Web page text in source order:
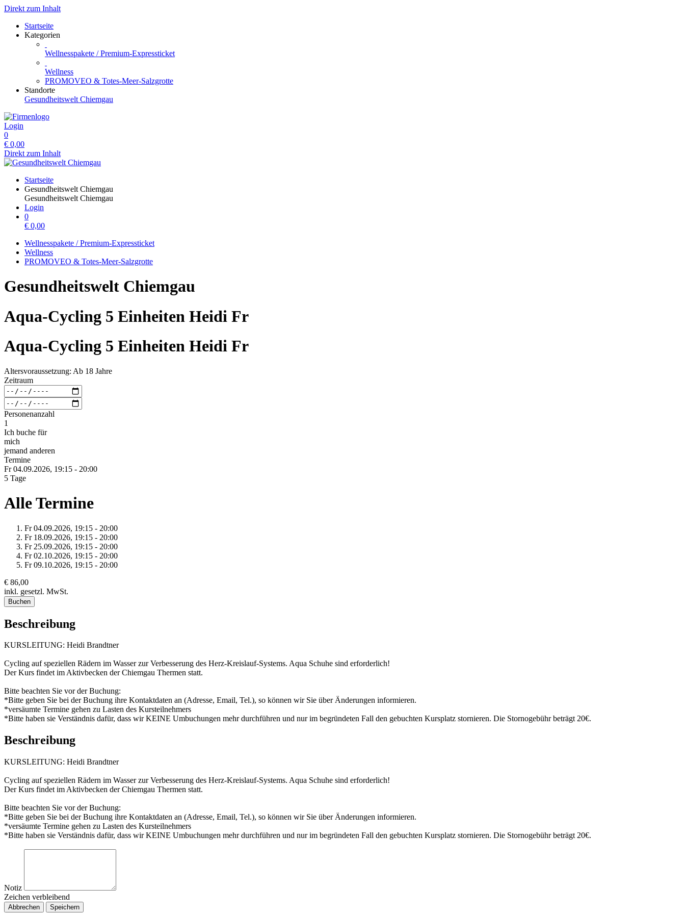
Direkt zum Inhalt
Startseite
Kategorien
Wellnesspakete / Premium-Expressticket
Wellness
PROMOVEO & Totes-Meer-Salzgrotte
Standorte
Gesundheitswelt Chiemgau
Login
0
€ 0,00
Direkt zum Inhalt
Startseite
Gesundheitswelt Chiemgau
Gesundheitswelt Chiemgau
Login
0
€ 0,00
Wellnesspakete / Premium-Expressticket
Wellness
PROMOVEO & Totes-Meer-Salzgrotte
Gesundheitswelt Chiemgau
Aqua-Cycling 5 Einheiten Heidi Fr
Aqua-Cycling 5 Einheiten Heidi Fr
Altersvoraussetzung: Ab 18 Jahre
Zeitraum
Personenanzahl
1
Ich buche für
mich
jemand anderen
Termine
Fr 04.09.2026, 19:15 - 20:00
5 Tage
Alle Termine
Fr 04.09.2026, 19:15 - 20:00
Fr 18.09.2026, 19:15 - 20:00
Fr 25.09.2026, 19:15 - 20:00
Fr 02.10.2026, 19:15 - 20:00
Fr 09.10.2026, 19:15 - 20:00
€ 86,00
inkl. gesetzl. MwSt.
Buchen
Beschreibung
KURSLEITUNG: Heidi Brandtner
Cycling auf speziellen Rädern im Wasser zur Verbesserung des Herz-Kreislauf-Systems. Aqua Schuhe sind erforderlich!
Der Kurs findet im Aktivbecken der Chiemgau Thermen statt.
Bitte beachten Sie vor der Buchung:
*Bitte geben Sie bei der Buchung ihre Kontaktdaten an (Adresse, Email, Tel.), so können wir Sie über Änderungen informieren.
*versäumte Termine gehen zu Lasten des Kursteilnehmers
*Bitte haben sie Verständnis dafür, dass wir KEINE Umbuchungen mehr durchführen und nur im begründeten Fall den gebuchten Kursplatz stornieren. Die Stornogebühr beträgt 20€.
Beschreibung
KURSLEITUNG: Heidi Brandtner
Cycling auf speziellen Rädern im Wasser zur Verbesserung des Herz-Kreislauf-Systems. Aqua Schuhe sind erforderlich!
Der Kurs findet im Aktivbecken der Chiemgau Thermen statt.
Bitte beachten Sie vor der Buchung:
*Bitte geben Sie bei der Buchung ihre Kontaktdaten an (Adresse, Email, Tel.), so können wir Sie über Änderungen informieren.
*versäumte Termine gehen zu Lasten des Kursteilnehmers
*Bitte haben sie Verständnis dafür, dass wir KEINE Umbuchungen mehr durchführen und nur im begründeten Fall den gebuchten Kursplatz stornieren. Die Stornogebühr beträgt 20€.
Notiz
Zeichen verbleibend
Abbrechen Speichern